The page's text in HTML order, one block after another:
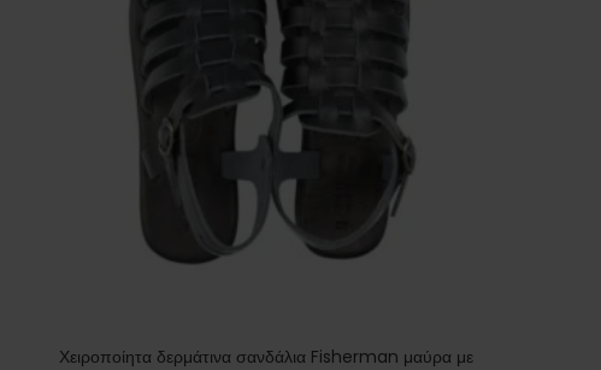
Χειροποίητα δερμάτινα σανδάλια Fisherman μαύρα με